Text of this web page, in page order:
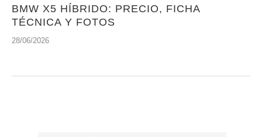
BMW X5 HÍBRIDO: PRECIO, FICHA
TÉCNICA Y FOTOS
28/06/2026